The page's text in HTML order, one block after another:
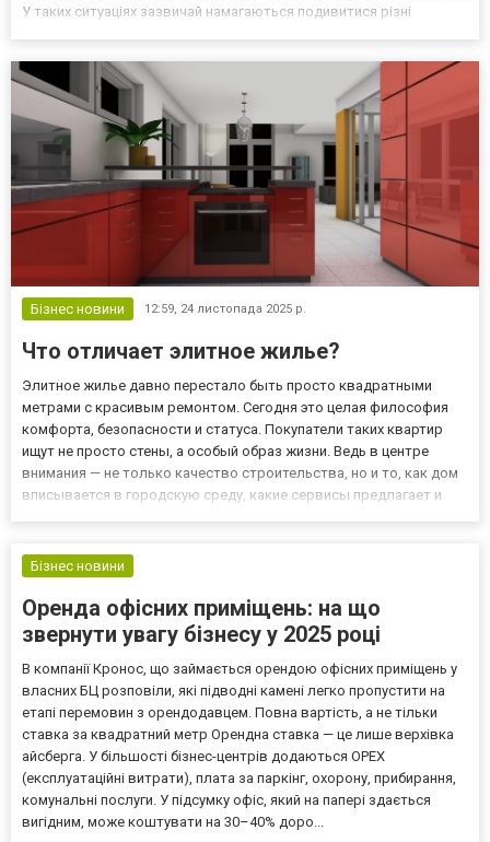
У таких ситуаціях зазвичай намагаються подивитися різні
Бізнес новини 12:59, 24 листопада 2025 р.
Что отличает элитное жилье?
Элитное жилье давно перестало быть просто квадратными
метрами с красивым ремонтом. Сегодня это целая философия
комфорта, безопасности и статуса. Покупатели таких квартир
ищут не просто стены, а особый образ жизни. Ведь в центре
внимания — не только качество строительства, но и то, как дом
вписывается в городскую среду, какие сервисы предлагает и
Бізнес новини
Оренда офісних приміщень: на що
звернути увагу бізнесу у 2025 році
В компанії Кронос, що займається орендою офісних приміщень у
власних БЦ розповіли, які підводні камені легко пропустити на
етапі перемовин з орендодавцем. Повна вартість, а не тільки
ставка за квадратний метр Орендна ставка — це лише верхівка
айсберга. У більшості бізнес-центрів додаються OPEX
(експлуатаційні витрати), плата за паркінг, охорону, прибирання,
комунальні послуги. У підсумку офіс, який на папері здається
вигідним, може коштувати на 30–40% доро...